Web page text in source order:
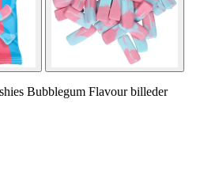
Bubblegum Flavour billeder